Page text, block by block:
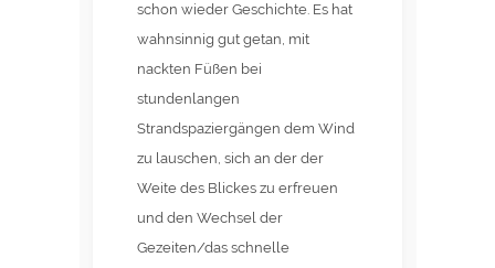
schon wieder Geschichte. Es hat
wahnsinnig gut getan, mit
nackten Füßen bei
stundenlangen
Strandspaziergängen dem Wind
zu lauschen, sich an der der
Weite des Blickes zu erfreuen
und den Wechsel der
Gezeiten/das schnelle